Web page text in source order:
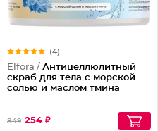
(4)
Elfora / Антицеллюлитный
скраб для тела с морской
солью и маслом тмина
849 254 ₽